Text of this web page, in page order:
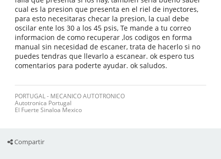
cual es la presion que presenta en el riel de inyectores,
para esto necesitaras checar la presion, la cual debe
oscilar ente los 30 a los 45 psis, Te mande a tu correo
informacion de como recuperar ,los codigos en forma
manual sin necesidad de escaner, trata de hacerlo si no
puedes tendras que llevarlo a escanear. ok espero tus
comentarios para poderte ayudar. ok saludos.
PORTUGAL - MECANICO AUTOTRONICO
Autotronica Portugal
El Fuerte Sinaloa Mexico
Compartir